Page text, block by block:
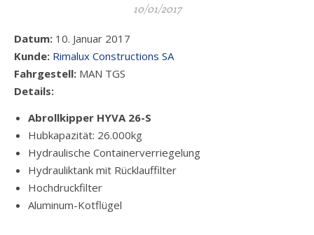
10/01/2017
Datum: 10. Januar 2017
Kunde: Rimalux Constructions SA
Fahrgestell: MAN TGS
Details:
Abrollkipper HYVA 26-S
Hubkapazität: 26.000kg
Hydraulische Containerverriegelung
Hydrauliktank mit Rücklauffilter
Hochdruckfilter
Aluminum-Kotflügel